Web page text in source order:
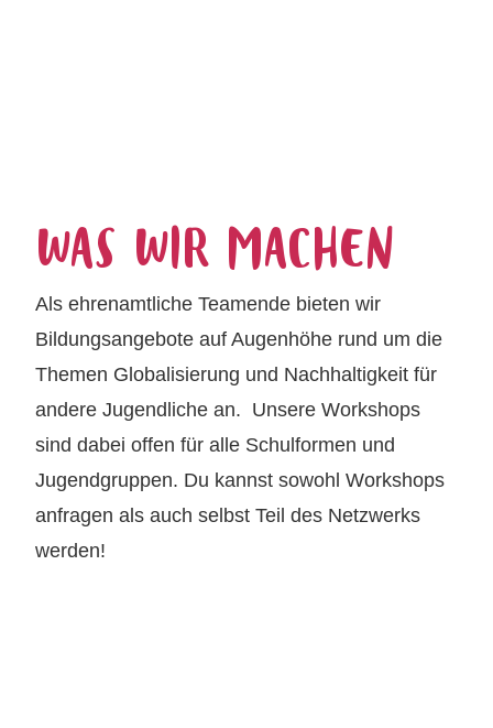
WAS WIR MACHEN
Als ehrenamtliche Teamende bieten wir
Bildungsangebote auf Augenhöhe rund um die
Themen Globalisierung und Nachhaltigkeit für
andere Jugendliche an. Unsere Workshops
sind dabei offen für alle Schulformen und
Jugendgruppen. Du kannst sowohl Workshops
anfragen als auch selbst Teil des Netzwerks
werden!